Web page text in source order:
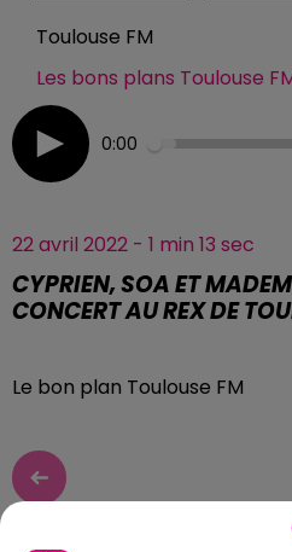
Toulouse FM
Les bons plans Toulouse
0:00
22 avril 2022 - 1 min 13 sec
CYPRIEN, SOA ET
CONCERT AU REX DE
Le bon plan Toulouse FM